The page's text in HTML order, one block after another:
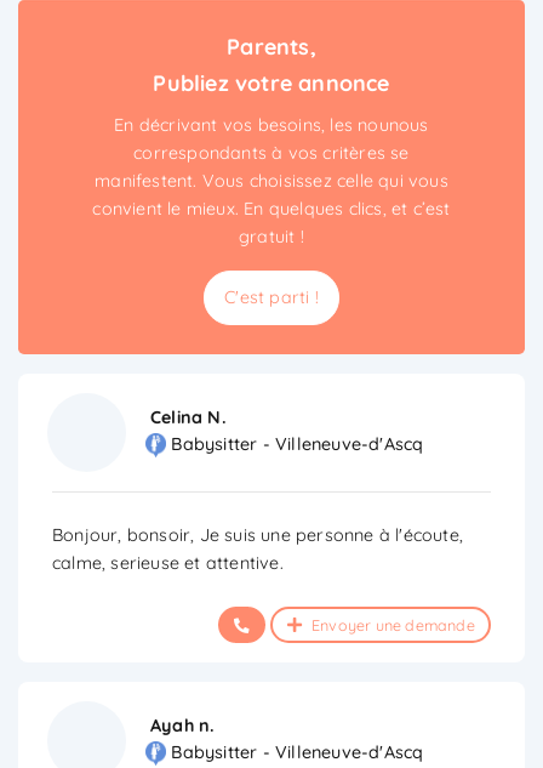
Parents,
Publiez votre annonce
En décrivant vos besoins, les nounous
correspondants à vos critères se
manifestent. Vous choisissez celle qui vous
convient le mieux. En quelques clics, et c’est
gratuit !
C'est parti !
Celina N.
Babysitter - Villeneuve-d'Ascq
Bonjour, bonsoir, Je suis une personne à l'écoute,
calme, serieuse et attentive.
Envoyer une demande
Ayah n.
Babysitter - Villeneuve-d'Ascq